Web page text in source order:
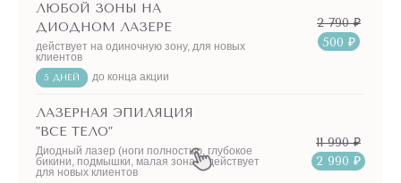
ЛЮБОЙ ЗОНЫ НА
ДИОДНОМ ЛАЗЕРЕ
действует на одиночную зону, для новых
клиентов
5 ДНЕЙ до конца акции
2 790 ₽
500 ₽
ЛАЗЕРНАЯ ЭПИЛЯЦИЯ
"ВСЕ ТЕЛО"
Диодный лазер (ноги полностью, глубокое
бикини, подмышки, малая зона) - действует
для новых клиентов
11 990 ₽
2 990 ₽